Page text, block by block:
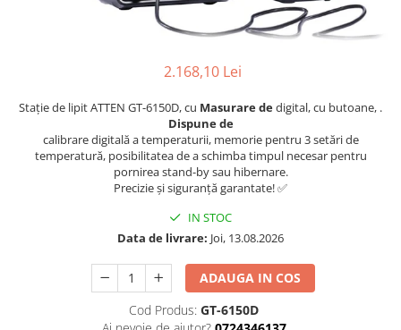
2.168,10 Lei
Stație de lipit ATTEN GT-6150D, cu Masurare dedigital, cu butoane, .
Dispune de
calibrare digitală a temperaturii, memorie pentru 3 setări de
temperatură, posibilitatea de a schimba timpul necesar pentru
pornirea stand-by sau hibernare.
Precizie și siguranță garantate! ✅
IN STOC
Data de livrare: Joi, 13.08.2026
ADAUGA IN COS
Cod Produs: GT-6150D